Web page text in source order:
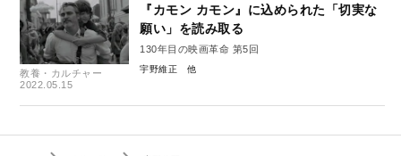
教養・カルチャー
2022.05.15
『カモン カモン』に込められた「切実な
願い」を読み取る
130年目の映画革命 第5回
宇野維正